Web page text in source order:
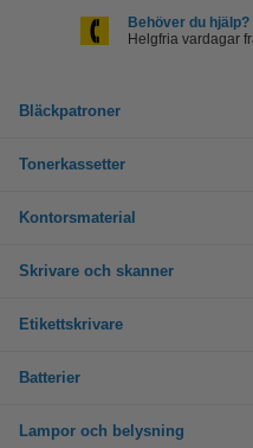
Behöver du
Helgfria vardagar
Bläckpatroner
Tonerkassetter
Kontorsmaterial
Skrivare och skanner
Etikettskrivare
Batterier
Lampor och belysning